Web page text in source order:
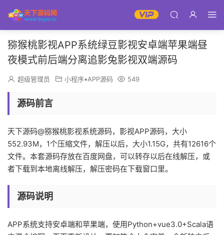
猕猴桃影视APP系统绿豆影视安卓端苹果端昼
夜模式前后端分离追影兔影视双端源码
超级管理员 小程序▪APP源码 549
源码前言
天下源码@猕猴桃影视系统源码，影视APP源码，大小
552.93M，1个压缩文件，解压以后，大小1.15G，共有12616个
文件。本套源码存放在百度网盘，可以转存以后在线解压，或
者下载到本地离线解压，解压密码在下载窗口里。
源码说明
APP系统支持安卓端和苹果端，使用Python+vue3.0+Scala语